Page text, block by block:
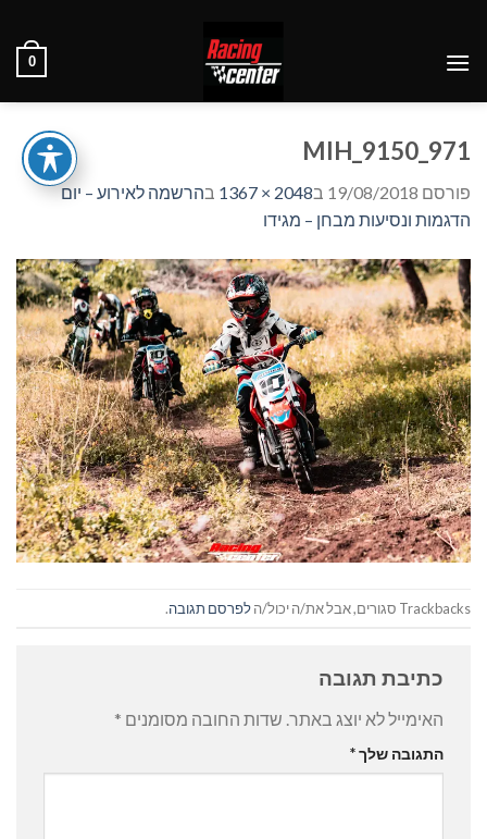
content
0
971_MIH_9150
פורסם 19/08/2018 ב2048 × 1367 בהרשמה לאירוע – יום
הדגמות ונסיעות מבחן – מגידו
Trackbacks סגורים, אבל את/ה יכול/ה לפרסם תגובה.
כתיבת תגובה
האימייל לא יוצג באתר. שדות החובה מסומנים *
התגובה שלך*